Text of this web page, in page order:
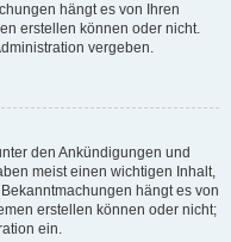
hängt es von Ihren
erstellen können oder nicht.
vergeben.
den Ankündigungen und
meist einen wichtigen Inhalt,
hängt es von
erstellen können oder nicht;
ein.